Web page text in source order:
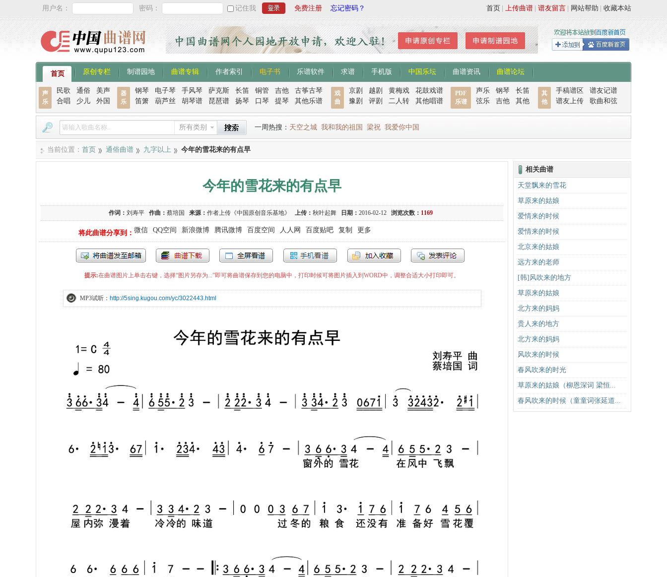
用户名： 密码： 记住我 免费注册 忘记密码？ 收藏本站
网站帮助
谱友留言
上传曲谱
首页
首页 原创专栏 制谱园地 曲谱专辑 作者索引 电子书 乐谱软件 求谱 手机版 中国乐坛 曲谱资讯 曲谱论坛
声
乐
民歌 通俗
美声
合唱
少儿 外国
器
乐
钢琴 电子琴 手风琴 萨克斯 长笛 铜管 吉他
古筝古琴
笛箫
葫芦丝 胡琴谱 琵琶谱 扬琴 口琴 提琴 其他乐谱
戏
曲
京剧 越剧 黄梅戏
花鼓戏谱
豫剧
评剧 二人转 其他唱谱
PDF
乐谱
声乐 钢琴
长笛
弦乐
吉他 其他
其
他
手稿谱区
谱友记谱
谱友上传
歌曲和弦
所有类别 一周热搜： 天空之城 我和我的祖国 梁祝 我爱你中国
当前位置： 首页 通俗曲谱 九字以上 今年的雪花来的有点早
今年的雪花来的有点早
作词： 刘寿平 作曲： 蔡培国 来源： 作者上传《中国原创音乐基地》 上传： 秋叶起舞 日期： 2016-02-12 浏览次数： 1169
将此曲谱分享到： 微信 QQ空间 新浪微博 腾讯微博 百度空间 人人网 百度贴吧 复制 更多
提示:在曲谱图片上单击右键，选择“图片另存为...”即可将曲谱保存到您的电脑中，打印时候可将图片插入到WORD中，调整合适大小打印即可。
MP3试听： http://5sing.kugou.com/yc/3022443.html
相关曲谱
天堂飘来的雪花
草原来的姑娘
爱情来的时候
爱情来的时候
北京来的姑娘
远方来的老师
[韩]风吹来的地方
草原来的姑娘
北方来的妈妈
贵人来的地方
北方来的妈妈
风吹来的时候
春风吹来的时光
草原来的姑娘（柳恩深词 梁恒...
春风吹来的时候（童童词张延道...